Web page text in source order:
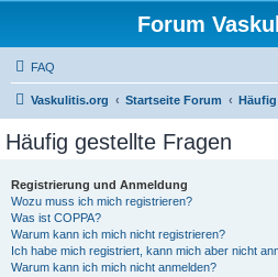
Forum
FAQ
Vaskulitis.org Startseite Forum
Häufig gestellte Fragen
Registrierung und Anmeldung
Wozu muss ich mich registrieren?
Was ist COPPA?
Warum kann ich mich nicht registrieren?
Ich habe mich registriert, kann mich aber nicht
Warum kann ich mich nicht anmelden?